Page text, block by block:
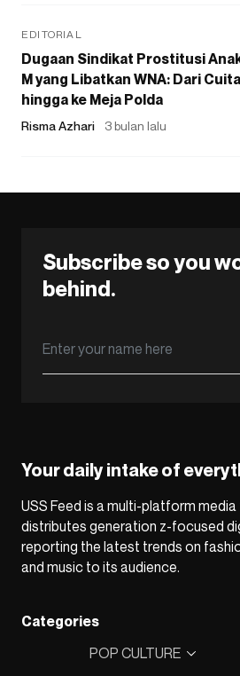
EDITORIAL
Dugaan Sindikat Prostitusi
M yang Libatkan WNA: Dari
hingga ke Meja Polda
Risma Azhari 3 bulan lalu
Subscribe so you
behind.
Your daily intake of
USS Feed is a multi-platform
distributes generation z-focused
reporting the latest trends on
and music to its audience.
Categories
POP CULTURE